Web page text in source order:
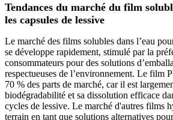
Tendances du marché du film
les capsules de lessive
Le marché des films solubles dans l’eau
se développe rapidement, stimulé par la
consommateurs pour des solutions
respectueuses de l’environnement. Le film
70 % des parts de marché, car il est
biodégradabilité et sa dissolution efficace
cycles de lessive. Le marché d'autres films
terrain en tant que solutions alternatives